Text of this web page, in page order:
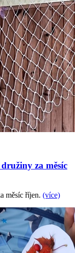
za měsíc
měsíc říjen. (více)